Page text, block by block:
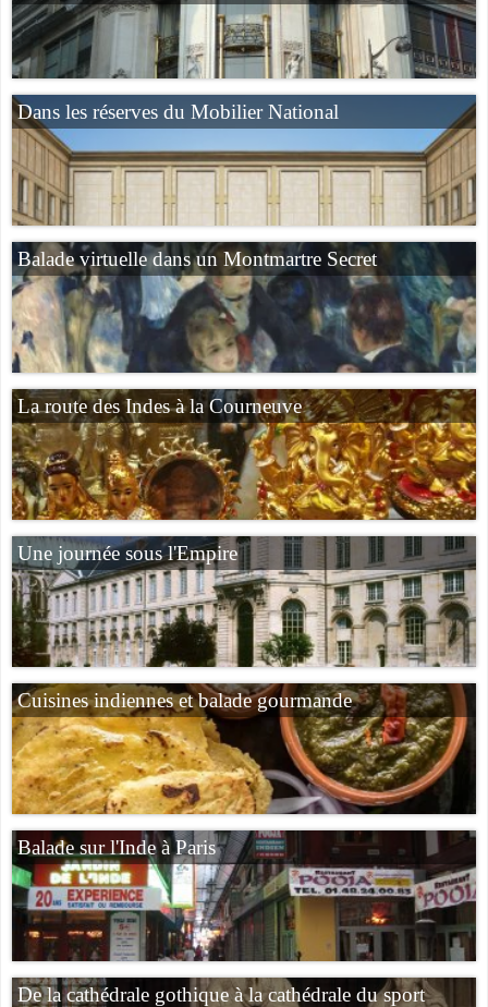
Dans les réserves du Mobilier National
Balade virtuelle dans un Montmartre Secret
La route des Indes à la Courneuve
Une journée sous l'Empire
Cuisines indiennes et balade gourmande
Balade sur l'Inde à Paris
De la cathédrale gothique à la cathédrale du sport